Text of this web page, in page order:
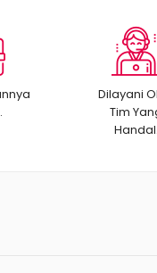
Dilayani
Tim
Handal.